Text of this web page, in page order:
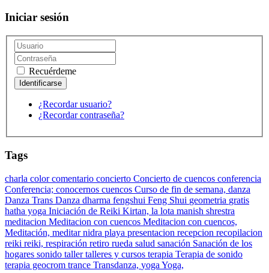
Iniciar sesión
Recuérdeme
¿Recordar usuario?
¿Recordar contraseña?
Tags
charla colorcomentario concierto Concierto de cuencos conferencia
Conferencia; conocernos cuencos Curso de fin de semana, danza
Danza Trans Danza dharma fengshui Feng Shui geometria gratis
hatha yoga Iniciación de Reiki Kirtan, la lota manish shrestra
meditacion Meditacion con cuencos Meditacion con cuencos,
Meditación, meditarnidra playa presentacion recepcion recopilacion
reiki reiki, respiración retiro rueda salud sanación Sanación de los
hogares sonido tallertalleres y cursos terapia Terapia de sonido
terapia geocrom trance Transdanza, yoga Yoga,